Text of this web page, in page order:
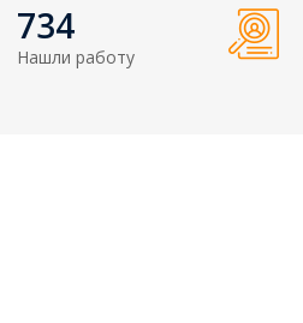
797
Нашли работу